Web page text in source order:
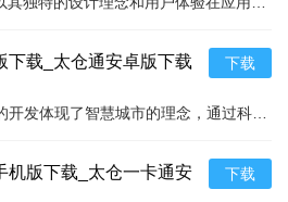
下载_太仓通安卓版下载 下载
机版下载_太仓一卡通安
下载